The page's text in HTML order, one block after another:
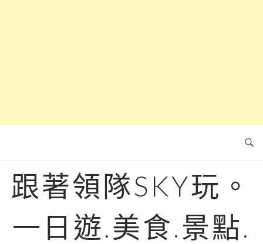
跟著領隊SKY玩。
一日遊.美食.景點.